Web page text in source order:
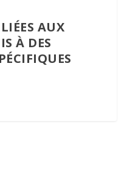
AUX
À DES